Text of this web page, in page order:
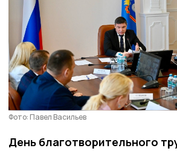
Фото: Павел Васильев
День благотворительного